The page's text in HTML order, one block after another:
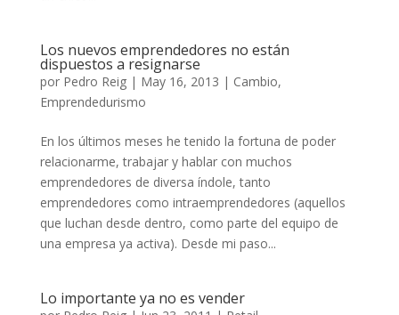
Los nuevos emprendedores no están
dispuestos a resignarse
por Pedro Reig| May 16, 2013 | Cambio,
Emprendedurismo
En los últimos meses he tenido la fortuna de poder
relacionarme, trabajar y hablar con muchos
emprendedores de diversa índole, tanto
emprendedores como intraemprendedores (aquellos
que luchan desde dentro, como parte del equipo de
una empresa ya activa). Desde mi paso...
Lo importante ya no es vender